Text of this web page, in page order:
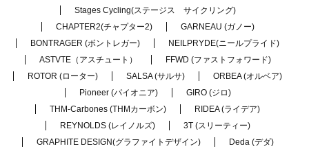
Stages Cycling(ステージス サイクリング)
CHAPTER2(チャプター2)
GARNEAU (ガノー)
BONTRAGER (ボントレガー)
NEILPRYDE(ニールプライド)
ASTVTE（アスチュート）
FFWD (ファストフォワード)
ROTOR (ローター)
SALSA (サルサ)
ORBEA (オルベア)
Pioneer (パイオニア)
GIRO (ジロ)
THM-Carbones (THMカーボン)
RIDEA (ライデア)
REYNOLDS (レイノルズ)
3T (スリーティー)
GRAPHITE DESIGN(グラファイトデザイン)
Deda (デダ)